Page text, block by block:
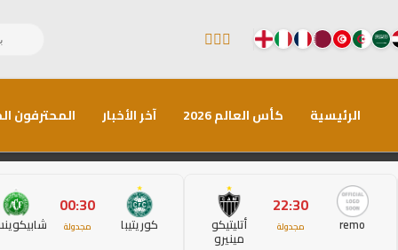
الرئيسية كأس العالم 2026 آخر الأخبار المحترفون
remo
22:30
مجدولة أتليتيكو
مينيرو
كوريتيبا
00:30
مجدولة